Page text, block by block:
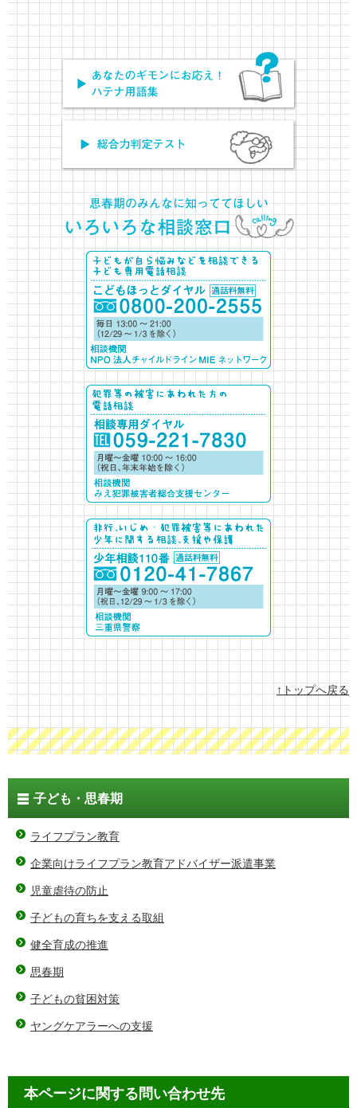
↑トップへ戻る
子ども・思春期
ライフプラン教育
企業向けライフプラン教育アドバイザー派遣事業
児童虐待の防止
子どもの育ちを支える取組
健全育成の推進
思春期
子どもの貧困対策
ヤングケアラーへの支援
本ページに関する問い合わせ先